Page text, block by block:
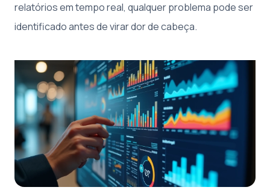
relatórios em tempo real, qualquer problema pode ser
identificado antes de virar dor de cabeça.